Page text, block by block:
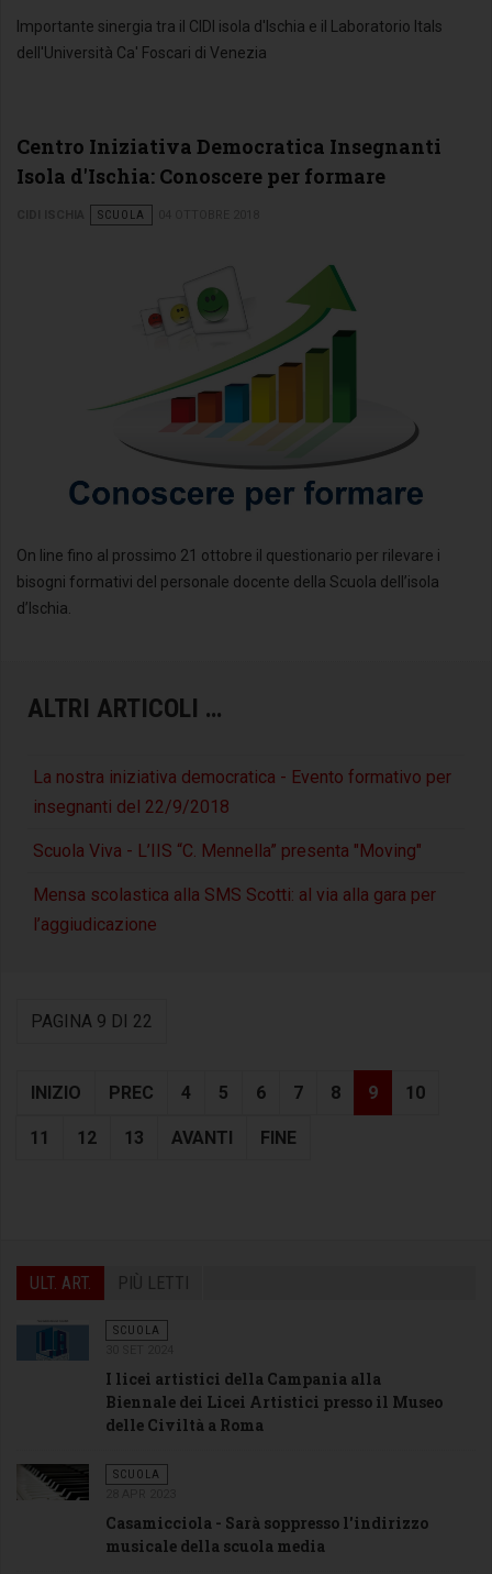
Importante sinergia tra il CIDI isola d'Ischia e il Laboratorio Itals
dell'Università Ca' Foscari di Venezia
Centro Iniziativa Democratica Insegnanti
Isola d'Ischia: Conoscere per formare
SCUOLA
On line fino al prossimo 21 ottobre il questionario per rilevare i
bisogni formativi del personale docente della Scuola dell’isola
d’Ischia.
ALTRI ARTICOLI …
La nostra iniziativa democratica - Evento formativo per
insegnanti del 22/9/2018
Scuola Viva - L’IIS “C. Mennella” presenta "Moving"
Mensa scolastica alla SMS Scotti: al via alla gara per
l’aggiudicazione
PAGINA 9 DI 22
INIZIO PREC 4 5 6 7 8 9 10
11 12 13 AVANTI FINE
ULT. ART. PIÙ LETTI
SCUOLA
I licei artistici della Campania alla
Biennale dei Licei Artistici presso il Museo
delle Civiltà a Roma
SCUOLA
Casamicciola - Sarà soppresso l'indirizzo
musicale della scuola media